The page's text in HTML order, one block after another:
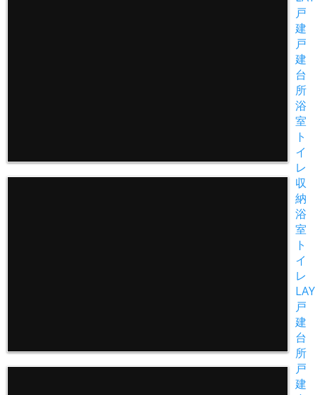
戸
建
戸
建
台
所
浴
室
ト
イ
レ
収
納
浴
室
ト
イ
レ
LAY
戸
建
台
所
戸
建